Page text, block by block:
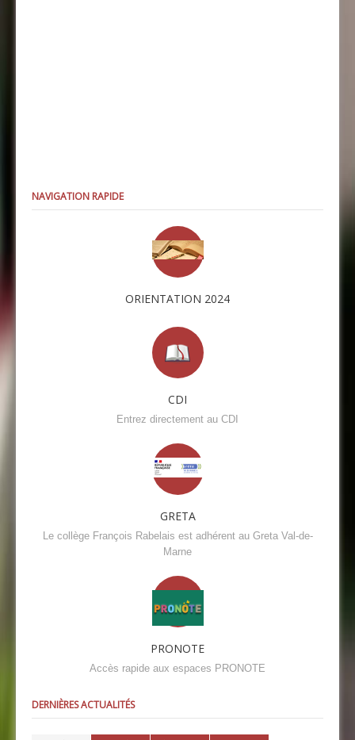
NAVIGATION RAPIDE
ORIENTATION 2024
CDI
Entrez directement au CDI
GRETA
Le collège François Rabelais est adhérent au Greta Val-de-
Marne
PRONOTE
Accès rapide aux espaces PRONOTE
DERNIÈRES ACTUALITÉS